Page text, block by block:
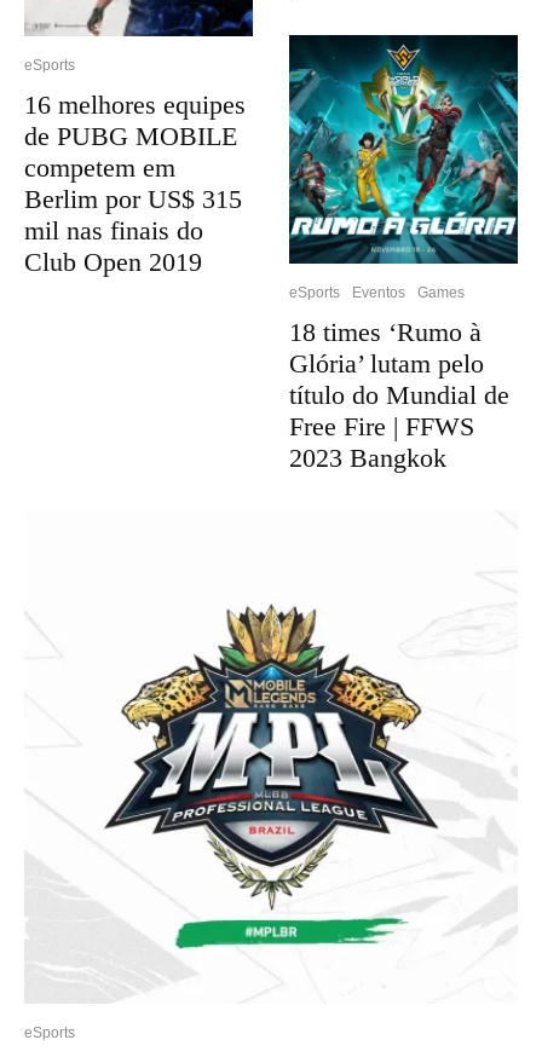
eSports
16 melhores equipes
de PUBG MOBILE
competem em
Berlim por US$ 315
mil nas finais do
Club Open 2019
eSports Eventos Games
18 times ‘Rumo à
Glória’ lutam pelo
título do Mundial de
Free Fire | FFWS
2023 Bangkok
eSports